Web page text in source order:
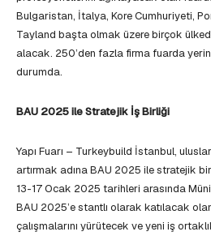
Bulgaristan, İtalya, Kore Cumhuriyeti,
Tayland başta olmak üzere birçok
alacak. 250’den fazla firma fuarda
durumda.
BAU 2025 ile Stratejik İş Birliği
Yapı Fuarı – Turkeybuild İstanbul,
artırmak adına BAU 2025 ile stratejik
13-17 Ocak 2025 tarihleri arasında
BAU 2025’e stantlı olarak katılacak olan
çalışmalarını yürütecek ve yeni iş